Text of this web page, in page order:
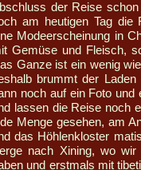
der Reise
am heutigen Tag die
Modeerscheinung in
Gemüse und Fleisch,
Ganze ist ein wenig
brummt der
noch auf ein Foto
lassen die Reise noch
Menge gesehen, am
das Höhlenkloster
nach Xining, wo
und erstmals mit